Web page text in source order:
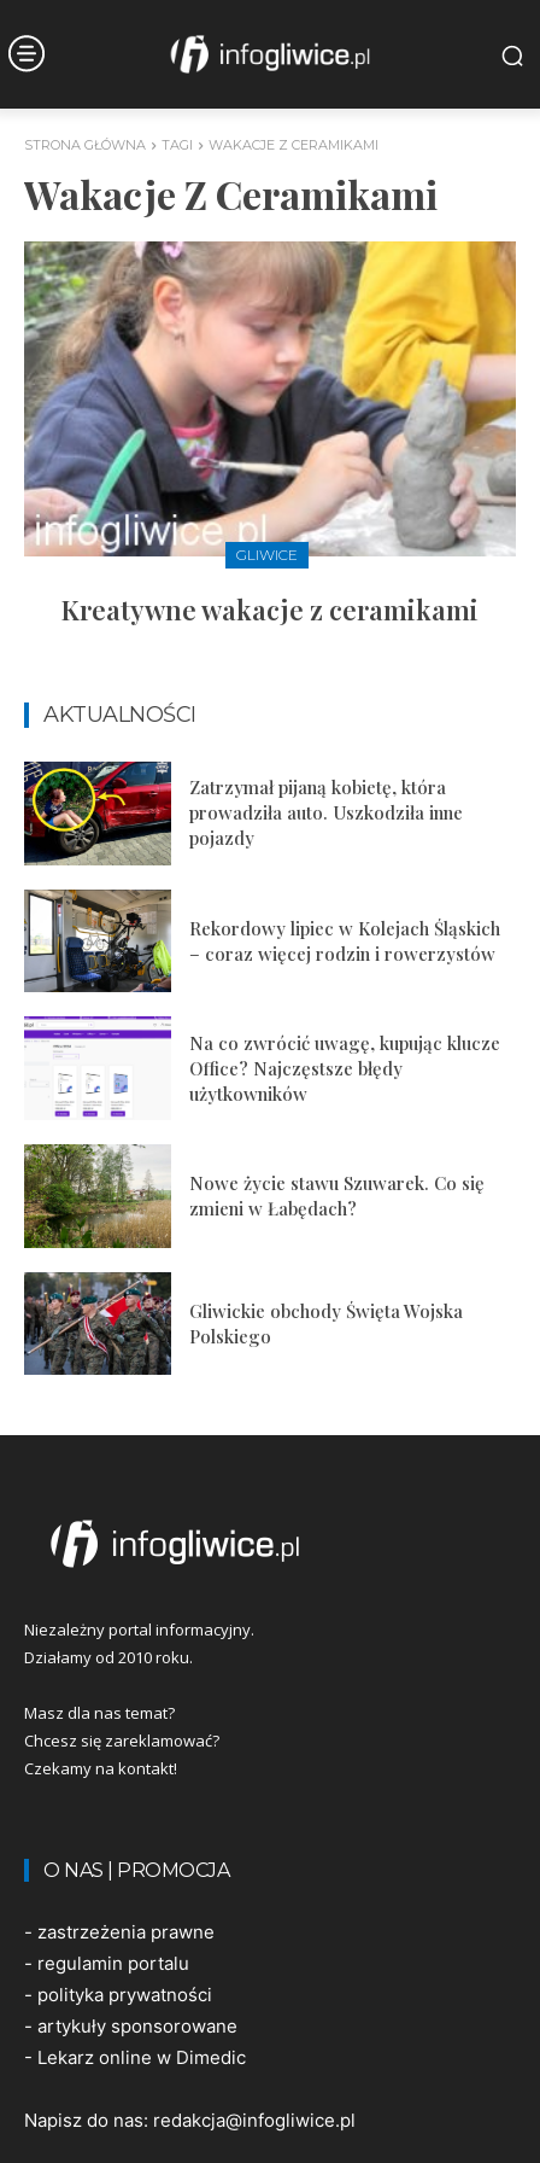
STRONA GŁÓWNA TAGI WAKACJE Z CERAMIKAMI
Wakacje Z Ceramikami
GLIWICE
Kreatywne wakacje z ceramikami
AKTUALNOŚCI
Zatrzymał pijaną kobietę, która
prowadziła auto. Uszkodziła inne
pojazdy
Rekordowy lipiec w Kolejach Śląskich
– coraz więcej rodzin i rowerzystów
Na co zwrócić uwagę, kupując klucze
Office? Najczęstsze błędy
użytkowników
Nowe życie stawu Szuwarek. Co się
zmieni w Łabędach?
Gliwickie obchody Święta Wojska
Polskiego
Niezależny portal informacyjny.
Działamy od 2010 roku.
Masz dla nas temat?
Chcesz się zareklamować?
Czekamy na kontakt!
O NAS | PROMOCJA
- zastrzeżenia prawne
- regulamin portalu
- polityka prywatności
- artykuły sponsorowane
- Lekarz online w Dimedic
Napisz do nas: redakcja@infogliwice.pl